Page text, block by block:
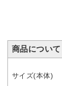
商品について
サイズ(本体)